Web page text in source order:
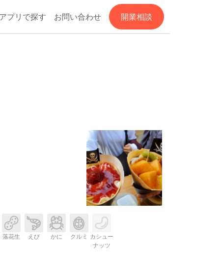
プリで探す お問い合わせ 開業相談
落花生 えび かに クルミ カシュー
ナッツ